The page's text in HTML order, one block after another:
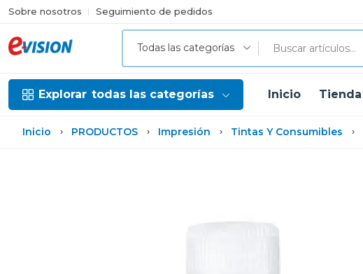
Sobre nosotros Seguimiento de pedidos
Todas las categorías
Explorar todas las categorías Inicio Tienda
Inicio PRODUCTOS Impresión Tintas Y Consumibles